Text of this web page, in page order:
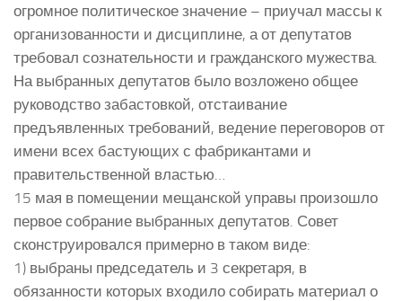
огромное политическое значение – приучал массы к
организованности и дисциплине, а от депутатов
требовал сознательности и гражданского мужества.
На выбранных депутатов было возложено общее
руководство забастовкой, отстаивание
предъявленных требований, ведение переговоров от
имени всех бастующих с фабрикантами и
правительственной властью…
15 мая в помещении мещанской управы произошло
первое собрание выбранных депутатов. Совет
сконструировался примерно в таком виде:
1) выбраны председатель и 3 секретаря, в
обязанности которых входило собирать материал о